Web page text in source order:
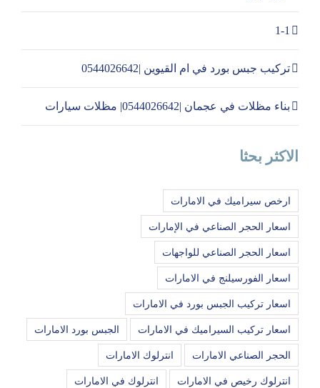
1-1
تركيب جبس بورد في ام القيوين |0544026642
بناء مظلات في عجمان |0544026642| مظلات سيارات
الاكثر بحثا
ارخص سيراميك في الامارات
اسعار الحجر الصناعي في الإمارات
اسعار الحجر الصناعي للواجهات
اسعار الفورسيلنج في الامارات
اسعار تركيب الجبس بورد في الامارات
اسعار تركيب السيراميك في الامارات الجبس بورد الامارات
الحجر الصناعي الامارات انترلوك الامارات
انترلوك رخيص في الامارات انترلوك في الامارات